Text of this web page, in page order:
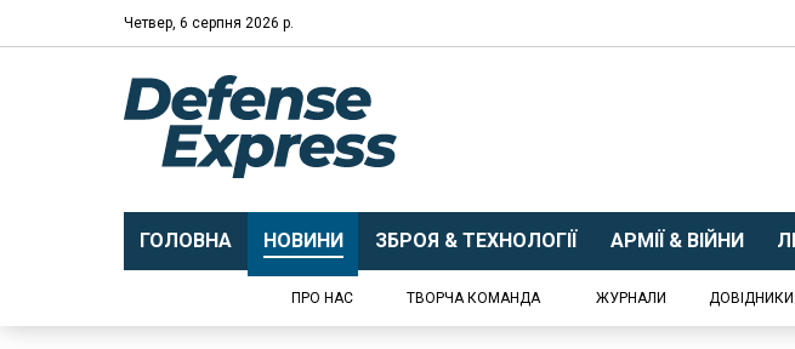
Четвер, 6 серпня 2026 р.
ГОЛОВНА НОВИНИ ЗБРОЯ & ТЕХНОЛОГІЇ АРМІЇ & ВІЙНИ
ПРО НАС ТВОРЧА КОМАНДА ЖУРНАЛИ ДОВІДНИКИ